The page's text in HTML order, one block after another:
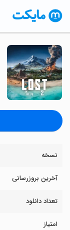
نسخه
آخرین بروزرسانی
تعداد دانلود
امتیاز